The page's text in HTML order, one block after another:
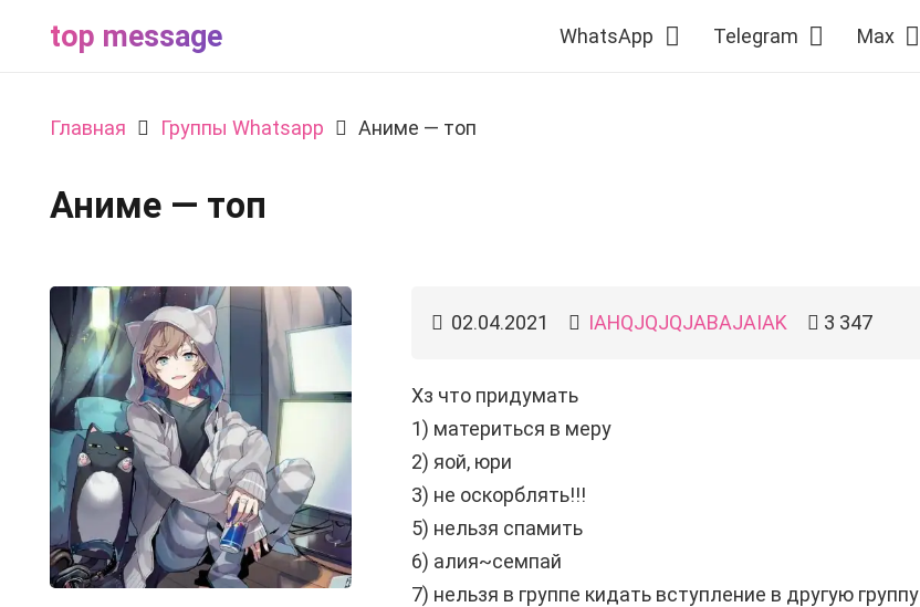
top message WhatsApp Telegram Max
Главная Группы Whatsapp Аниме — топ
Аниме — топ
02.04.2021 IAHQJQJQJABAJAIAK 3 347
Хз что придумать
1) материться в меру
2) яой, юри
3) не оскорблять!!!
5) нельзя спамить
6) алия~семпай
7) нельзя в группе кидать вступление в другую группу